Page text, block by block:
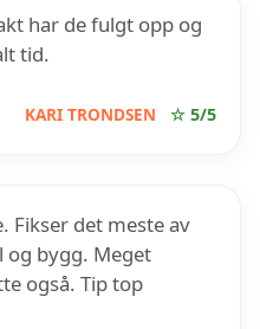
har de fulgt opp og
tid.
KARI TRONDSEN ☆ 5/5
Fikser det meste av
og bygg. Meget
også. Tip top